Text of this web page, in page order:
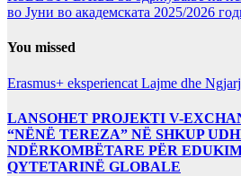
во Јуни во академската 2025/2026
You missed
Erasmus+ eksperiencat Lajme dhe
LANSOHET PROJEKTI V-
“NËNË TEREZA” NË SHKUP
NDËRKOMBËTARE PËR
QYTETARINË GLOBALE